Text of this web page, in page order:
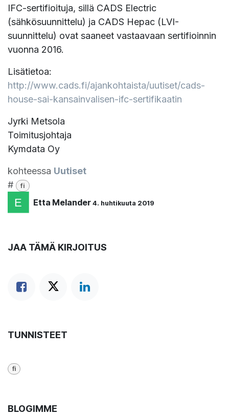
IFC-sertifioituja, sillä CADS Electric
(sähkösuunnittelu) ja CADS Hepac (LVI-
suunnittelu) ovat saaneet vastaavaan sertifioinnin
vuonna 2016.
Lisätietoa:
http://www.cads.fi/ajankohtaista/uutiset/cads-
house-sai-kansainvalisen-ifc-sertifikaatin
Jyrki Metsola
Toimitusjohtaja
Kymdata Oy
kohteessa Uutiset
#
fi
Etta Melander 4. huhtikuuta 2019
JAA TÄMÄ KIRJOITUS
TUNNISTEET
fi
BLOGIMME